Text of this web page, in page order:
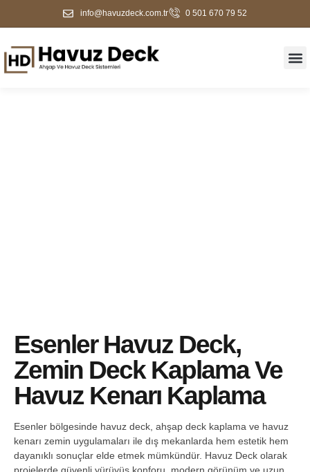
info@havuzdeck.com.tr 0 501 670 79 52
Esenler Havuz Deck,
Zemin Deck Kaplama Ve
Havuz Kenarı Kaplama
Esenler bölgesinde havuz deck, ahşap deck kaplama ve havuz
kenarı zemin uygulamaları ile dış mekanlarda hem estetik hem
dayanıklı sonuçlar elde etmek mümkündür. Havuz Deck olarak